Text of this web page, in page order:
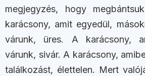
megjegyzés, hogy
karácsony, amit egyedül,
várunk, üres. A karácsony,
várunk, sivár. A karácsony,
találkozást, élettelen. Mert